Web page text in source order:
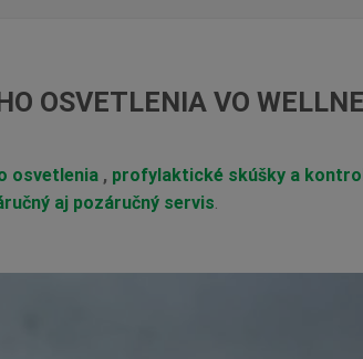
OSVETLENIA VO
osvetlenia , profylaktické skúšky a
aj pozáručný servis